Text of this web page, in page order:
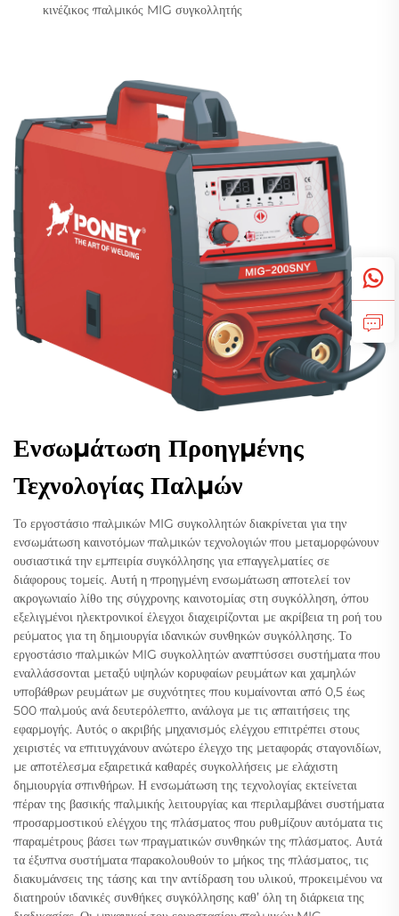
κινέζικος παλμικός MIG συγκολλητής
Ενσωμάτωση Προηγμένης
Τεχνολογίας Παλμών
Το εργοστάσιο παλμικών MIG συγκολλητών διακρίνεται για την
ενσωμάτωση καινοτόμων παλμικών τεχνολογιών που μεταμορφώνουν
ουσιαστικά την εμπειρία συγκόλλησης για επαγγελματίες σε
διάφορους τομείς. Αυτή η προηγμένη ενσωμάτωση αποτελεί τον
ακρογωνιαίο λίθο της σύγχρονης καινοτομίας στη συγκόλληση, όπου
εξελιγμένοι ηλεκτρονικοί έλεγχοι διαχειρίζονται με ακρίβεια τη ροή του
ρεύματος για τη δημιουργία ιδανικών συνθηκών συγκόλλησης. Το
εργοστάσιο παλμικών MIG συγκολλητών αναπτύσσει συστήματα που
εναλλάσσονται μεταξύ υψηλών κορυφαίων ρευμάτων και χαμηλών
υποβάθρων ρευμάτων με συχνότητες που κυμαίνονται από 0,5 έως
500 παλμούς ανά δευτερόλεπτο, ανάλογα με τις απαιτήσεις της
εφαρμογής. Αυτός ο ακριβής μηχανισμός ελέγχου επιτρέπει στους
χειριστές να επιτυγχάνουν ανώτερο έλεγχο της μεταφοράς σταγονιδίων,
με αποτέλεσμα εξαιρετικά καθαρές συγκολλήσεις με ελάχιστη
δημιουργία σπινθήρων. Η ενσωμάτωση της τεχνολογίας εκτείνεται
πέραν της βασικής παλμικής λειτουργίας και περιλαμβάνει συστήματα
προσαρμοστικού ελέγχου της πλάσματος που ρυθμίζουν αυτόματα τις
παραμέτρους βάσει των πραγματικών συνθηκών της πλάσματος. Αυτά
τα έξυπνα συστήματα παρακολουθούν το μήκος της πλάσματος, τις
διακυμάνσεις της τάσης και την αντίδραση του υλικού, προκειμένου να
διατηρούν ιδανικές συνθήκες συγκόλλησης καθ’ όλη τη διάρκεια της